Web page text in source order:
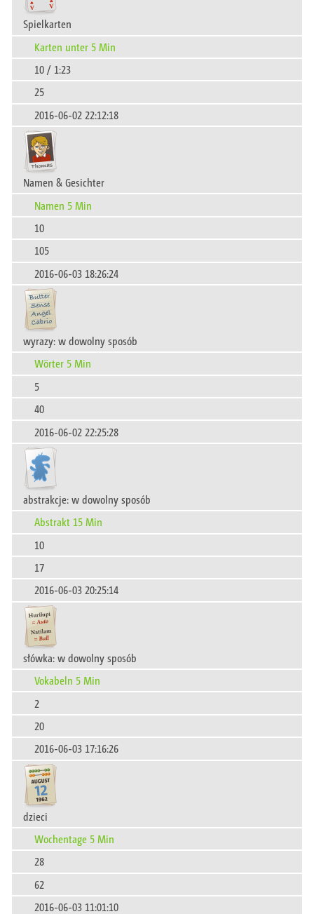
Spielkarten
Karten unter 5 Min
10 / 1:23
25
2016-06-02 22:12:18
Namen & Gesichter
Namen 5 Min
10
105
2016-06-03 18:26:24
wyrazy: w dowolny sposób
Wörter 5 Min
5
40
2016-06-02 22:25:28
abstrakcje: w dowolny sposób
Abstrakt 15 Min
10
17
2016-06-03 20:25:14
słówka: w dowolny sposób
Vokabeln 5 Min
2
20
2016-06-03 17:16:26
dzieci
Wochentage 5 Min
28
62
2016-06-03 11:01:10